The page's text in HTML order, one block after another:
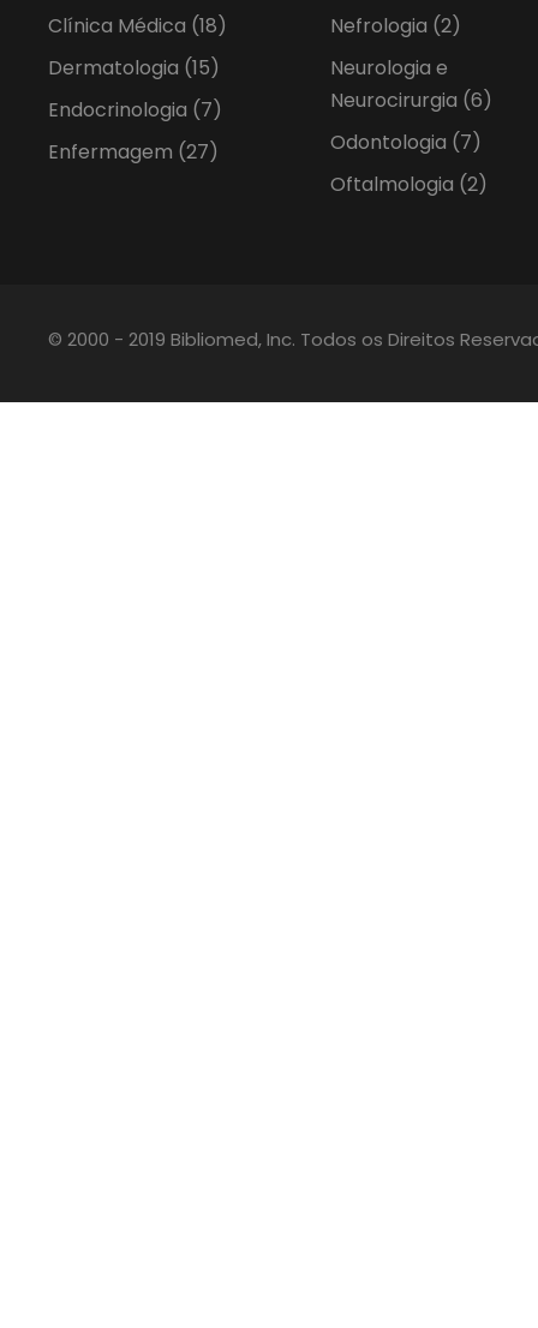
Clínica Médica (18)
Dermatologia (15)
Endocrinologia (7)
Enfermagem (27)
Nefrologia (2)
Neurologia e
Neurocirurgia (6)
Odontologia (7)
Oftalmologia (2)
© 2000 - 2019 Bibliomed, Inc. Todos os Direitos